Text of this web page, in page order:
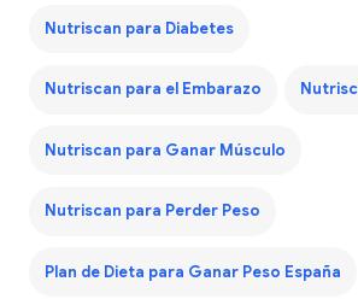
Nutriscan para Diabetes
Nutriscan para el Embarazo
Nutriscan para Ganar Músculo
Nutriscan para Perder Peso
Plan de Dieta para Ganar Peso España